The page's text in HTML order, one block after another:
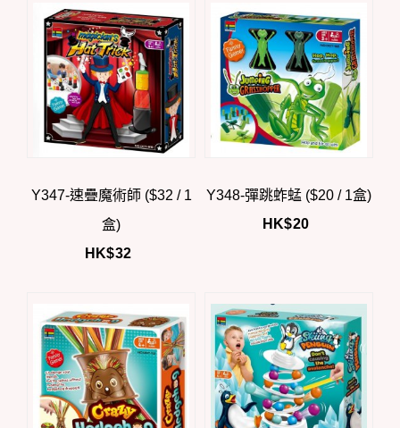
Y347-速疊魔術師 ($32 / 1
盒)
HK$32
Y348-彈跳蚱蜢 ($20 / 1盒)
HK$20